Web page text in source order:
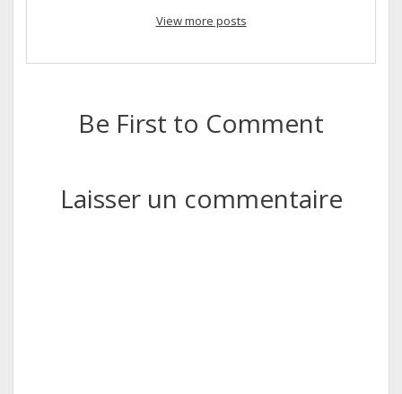
View more posts
Be First to Comment
Laisser un commentaire